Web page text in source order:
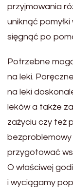
przyjmowania
uniknąć
sięgnąć po
Potrzebne
na leki.
na leki
leków a także
zażyciu czy też
przygotować
O właściwej
i wyciągamy